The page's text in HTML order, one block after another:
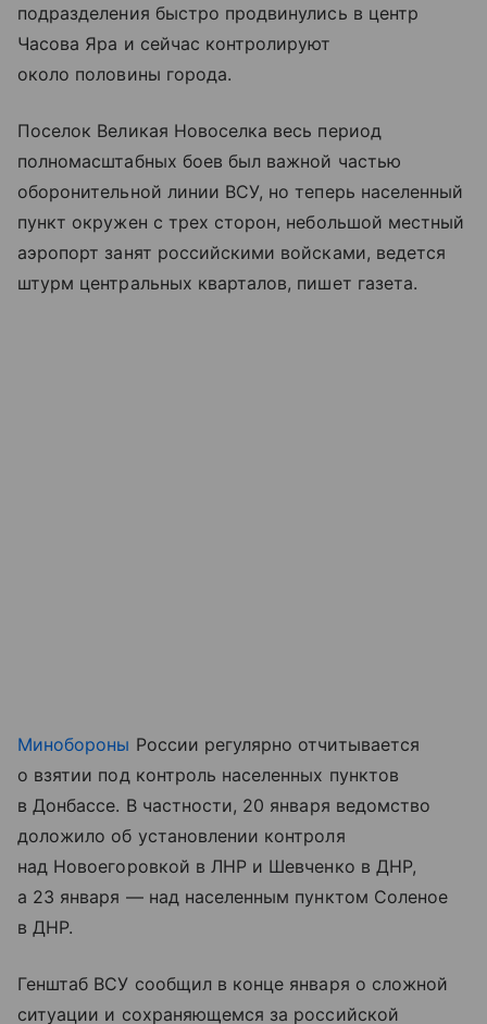
подразделения быстро продвинулись в центр
Часова Яра и сейчас контролируют
около половины города.
Поселок Великая Новоселка весь период
полномасштабных боев был важной частью
оборонительной линии ВСУ, но теперь населенный
пункт окружен с трех сторон, небольшой местный
аэропорт занят российскими войсками, ведется
штурм центральных кварталов, пишет газета.
Минобороны России регулярно отчитывается
о взятии под контроль населенных пунктов
в Донбассе. В частности, 20 января ведомство
доложило об установлении контроля
над Новоегоровкой в ЛНР и Шевченко в ДНР,
а 23 января — над населенным пунктом Соленое
в ДНР.
Генштаб ВСУ сообщил в конце января о сложной
ситуации и сохраняющемся за российской